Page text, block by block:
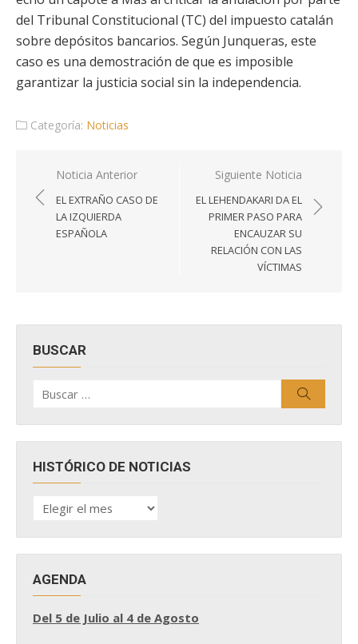
del Tribunal Constitucional (TC) del impuesto catalán
sobre depósitos bancarios. Según Junqueras, este
caso es una demostración de que es imposible
garantizar la justicia social sin la independencia.
Categoría: Noticias
Navegación
de
entradas
Noticia Anterior
EL EXTRAÑO CASO DE
LA IZQUIERDA
ESPAÑOLA
Siguiente Noticia
EL LEHENDAKARI DA EL
PRIMER PASO PARA
ENCAUZAR SU
RELACIÓN CON LAS
VÍCTIMAS
BUSCAR
por:
HISTÓRICO DE NOTICIAS
HISTÓRICO
DE
AGENDA
Del 5 de Julio al 4 de Agosto